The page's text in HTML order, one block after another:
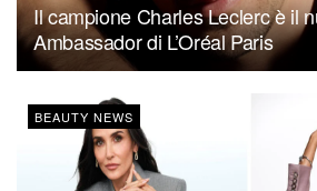
Il campione Charles Leclerc è il
Ambassador di L’Oréal Paris
BEAUTY NEWS